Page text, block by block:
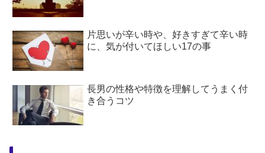
片思いが辛い時や、好きすぎて辛い時
に、気が付いてほしい17の事
長男の性格や特徴を理解してうまく付
き合うコツ